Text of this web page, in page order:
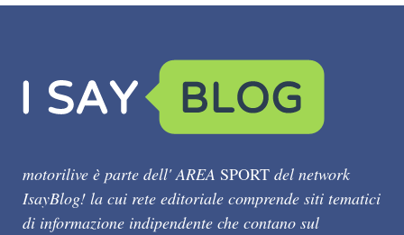
motorilive è parte dell' AREA SPORT del network
IsayBlog! la cui rete editoriale comprende siti tematici
di informazione indipendente che contano sul